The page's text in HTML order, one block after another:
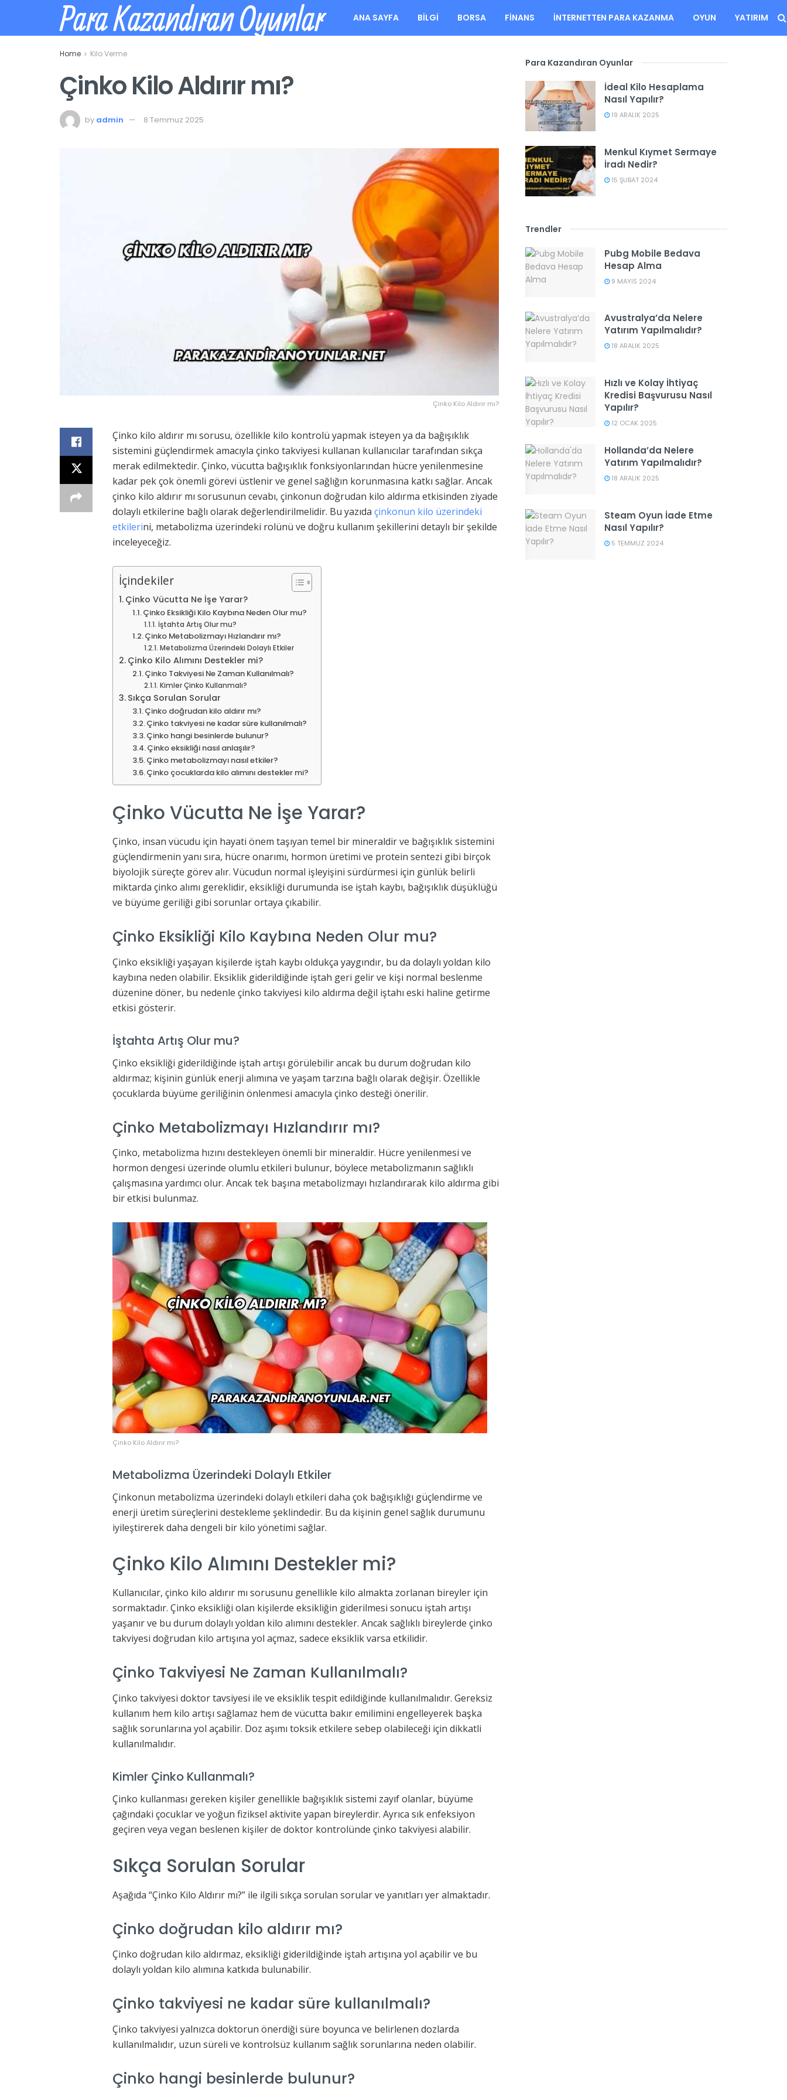
Para Kazandıran Oyunlar ANA SAYFA BILGI BORSA FINANS İNTERNETTEN PARA KAZANMA OYUN YATIRIM
Home Kilo Verme
Çinko Kilo Aldırır mı?
by admin 8 Temmuz 2025
Çinko Kilo Aldırır mı?
Çinko kilo aldırır mı sorusu, özellikle kilo kontrolü yapmak isteyen ya da bağışıklık
sistemini güçlendirmek amacıyla çinko takviyesi kullanan kullanıcılar tarafından sıkça
merak edilmektedir. Çinko, vücutta bağışıklık fonksiyonlarından hücre yenilenmesine
kadar pek çok önemli görevi üstlenir ve genel sağlığın korunmasına katkı sağlar. Ancak
çinko kilo aldırır mı sorusunun cevabı, çinkonun doğrudan kilo aldırma etkisinden ziyade
dolaylı etkilerine bağlı olarak değerlendirilmelidir. Bu yazıda çinkonun kilo üzerindeki
etkilerini, metabolizma üzerindeki rolünü ve doğru kullanım şekillerini detaylı bir şekilde
inceleyeceğiz.
İçindekiler
Çinko Vücutta Ne İşe Yarar?
Çinko Eksikliği Kilo Kaybına Neden Olur mu?
İştahta Artış Olur mu?
Çinko Metabolizmayı Hızlandırır mı?
Metabolizma Üzerindeki Dolaylı Etkiler
Çinko Kilo Alımını Destekler mi?
Çinko Takviyesi Ne Zaman Kullanılmalı?
Kimler Çinko Kullanmalı?
Sıkça Sorulan Sorular
Çinko doğrudan kilo aldırır mı?
Çinko takviyesi ne kadar süre kullanılmalı?
Çinko hangi besinlerde bulunur?
Çinko eksikliği nasıl anlaşılır?
Çinko metabolizmayı nasıl etkiler?
Çinko çocuklarda kilo alımını destekler mi?
Çinko Vücutta Ne İşe Yarar?
Çinko, insan vücudu için hayati önem taşıyan temel bir mineraldir ve bağışıklık sistemini
güçlendirmenin yanı sıra, hücre onarımı, hormon üretimi ve protein sentezi gibi birçok
biyolojik süreçte görev alır. Vücudun normal işleyişini sürdürmesi için günlük belirli
miktarda çinko alımı gereklidir, eksikliği durumunda ise iştah kaybı, bağışıklık düşüklüğü
ve büyüme geriliği gibi sorunlar ortaya çıkabilir.
Çinko Eksikliği Kilo Kaybına Neden Olur mu?
Çinko eksikliği yaşayan kişilerde iştah kaybı oldukça yaygındır, bu da dolaylı yoldan kilo
kaybına neden olabilir. Eksiklik giderildiğinde iştah geri gelir ve kişi normal beslenme
düzenine döner, bu nedenle çinko takviyesi kilo aldırma değil iştahı eski haline getirme
etkisi gösterir.
İştahta Artış Olur mu?
Çinko eksikliği giderildiğinde iştah artışı görülebilir ancak bu durum doğrudan kilo
aldırmaz; kişinin günlük enerji alımına ve yaşam tarzına bağlı olarak değişir. Özellikle
çocuklarda büyüme geriliğinin önlenmesi amacıyla çinko desteği önerilir.
Çinko Metabolizmayı Hızlandırır mı?
Çinko, metabolizma hızını destekleyen önemli bir mineraldir. Hücre yenilenmesi ve
hormon dengesi üzerinde olumlu etkileri bulunur, böylece metabolizmanın sağlıklı
çalışmasına yardımcı olur. Ancak tek başına metabolizmayı hızlandırarak kilo aldırma gibi
bir etkisi bulunmaz.
Çinko Kilo Aldırır mı?
Metabolizma Üzerindeki Dolaylı Etkiler
Çinkonun metabolizma üzerindeki dolaylı etkileri daha çok bağışıklığı güçlendirme ve
enerji üretim süreçlerini destekleme şeklindedir. Bu da kişinin genel sağlık durumunu
iyileştirerek daha dengeli bir kilo yönetimi sağlar.
Çinko Kilo Alımını Destekler mi?
Kullanıcılar, çinko kilo aldırır mı sorusunu genellikle kilo almakta zorlanan bireyler için
sormaktadır. Çinko eksikliği olan kişilerde eksikliğin giderilmesi sonucu iştah artışı
yaşanır ve bu durum dolaylı yoldan kilo alımını destekler. Ancak sağlıklı bireylerde çinko
takviyesi doğrudan kilo artışına yol açmaz, sadece eksiklik varsa etkilidir.
Çinko Takviyesi Ne Zaman Kullanılmalı?
Çinko takviyesi doktor tavsiyesi ile ve eksiklik tespit edildiğinde kullanılmalıdır. Gereksiz
kullanım hem kilo artışı sağlamaz hem de vücutta bakır emilimini engelleyerek başka
sağlık sorunlarına yol açabilir. Doz aşımı toksik etkilere sebep olabileceği için dikkatli
kullanılmalıdır.
Kimler Çinko Kullanmalı?
Çinko kullanması gereken kişiler genellikle bağışıklık sistemi zayıf olanlar, büyüme
çağındaki çocuklar ve yoğun fiziksel aktivite yapan bireylerdir. Ayrıca sık enfeksiyon
geçiren veya vegan beslenen kişiler de doktor kontrolünde çinko takviyesi alabilir.
Sıkça Sorulan Sorular
Aşağıda “Çinko Kilo Aldırır mı?” ile ilgili sıkça sorulan sorular ve yanıtları yer almaktadır.
Çinko doğrudan kilo aldırır mı?
Çinko doğrudan kilo aldırmaz, eksikliği giderildiğinde iştah artışına yol açabilir ve bu
dolaylı yoldan kilo alımına katkıda bulunabilir.
Çinko takviyesi ne kadar süre kullanılmalı?
Çinko takviyesi yalnızca doktorun önerdiği süre boyunca ve belirlenen dozlarda
kullanılmalıdır, uzun süreli ve kontrolsüz kullanım sağlık sorunlarına neden olabilir.
Çinko hangi besinlerde bulunur?
Para Kazandıran Oyunlar
İdeal Kilo Hesaplama
Nasıl Yapılır?
19 ARALIK 2025
Menkul Kıymet Sermaye
İradı Nedir?
15 ŞUBAT 2024
Trendler
Pubg Mobile Bedava
Hesap Alma
9 MAYIS 2024
Avustralya’da Nelere
Yatırım Yapılmalıdır?
18 ARALIK 2025
Hızlı ve Kolay İhtiyaç
Kredisi Başvurusu Nasıl
Yapılır?
12 OCAK 2025
Hollanda’da Nelere
Yatırım Yapılmalıdır?
18 ARALIK 2025
Steam Oyun İade Etme
Nasıl Yapılır?
5 TEMMUZ 2024